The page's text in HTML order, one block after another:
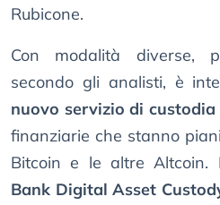
Rubicone.
Con modalità diverse,
secondo gli analisti, è
nuovo servizio di custodia
finanziarie che stanno
Bitcoin e le altre Altcoin.
Bank Digital Asset